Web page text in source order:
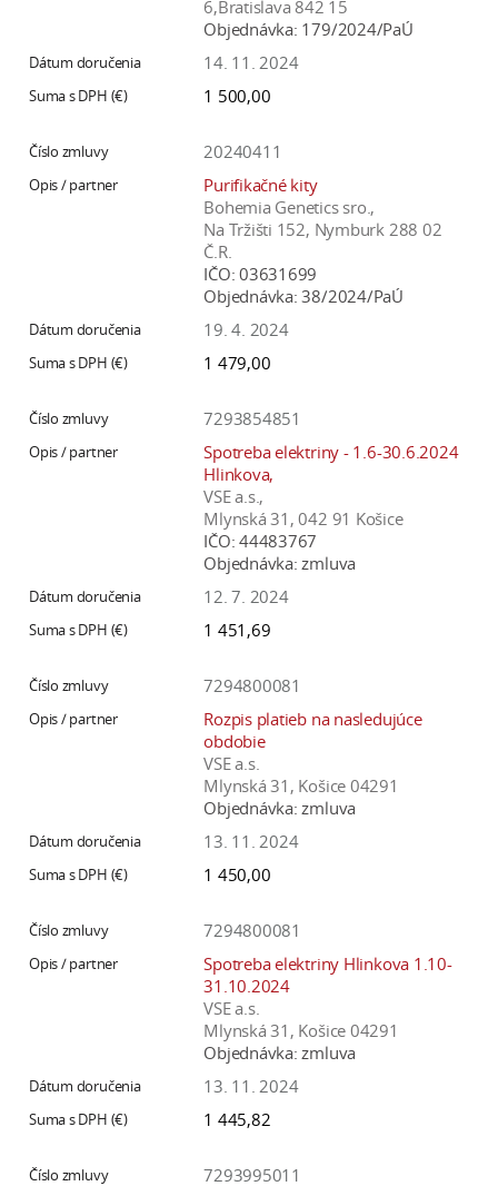
6,Bratislava 842 15
Objednávka: 179/2024/PaÚ
14. 11. 2024
1 500,00
20240411
Purifikačné kity
Bohemia Genetics sro.,
Na Tržišti 152, Nymburk 288 02
Č.R.
IČO: 03631699
Objednávka: 38/2024/PaÚ
19. 4. 2024
1 479,00
7293854851
Spotreba elektriny - 1.6-30.6.2024
Hlinkova,
VSE a.s.,
Mlynská 31, 042 91 Košice
IČO: 44483767
Objednávka: zmluva
12. 7. 2024
1 451,69
7294800081
Rozpis platieb na nasledujúce
obdobie
VSE a.s.
Mlynská 31, Košice 04291
Objednávka: zmluva
13. 11. 2024
1 450,00
7294800081
Spotreba elektriny Hlinkova 1.10-
31.10.2024
VSE a.s.
Mlynská 31, Košice 04291
Objednávka: zmluva
13. 11. 2024
1 445,82
7293995011